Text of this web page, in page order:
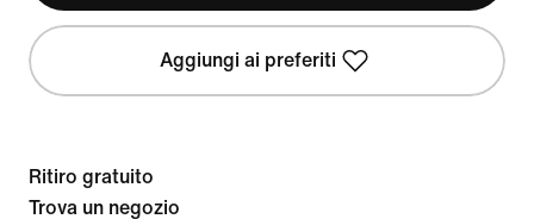
Aggiungi ai preferiti
Ritiro gratuito
Trova un negozio